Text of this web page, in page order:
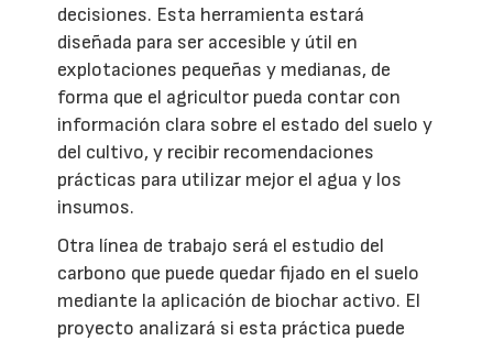
decisiones. Esta herramienta estará
diseñada para ser accesible y útil en
explotaciones pequeñas y medianas, de
forma que el agricultor pueda contar con
información clara sobre el estado del suelo y
del cultivo, y recibir recomendaciones
prácticas para utilizar mejor el agua y los
insumos.
Otra línea de trabajo será el estudio del
carbono que puede quedar fijado en el suelo
mediante la aplicación de biochar activo. El
proyecto analizará si esta práctica puede